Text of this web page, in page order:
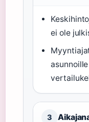
ei ole
3